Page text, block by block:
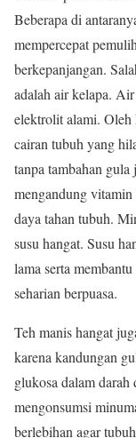
Beberapa di
mempercepat
berkepanjangan.
adalah air kelapa.
elektrolit alami. Oleh
cairan tubuh yang
tanpa tambahan
mengandung
daya tahan tubuh.
susu hangat. Susu
lama serta
seharian berpuasa.
Teh manis hangat
karena kandungan
glukosa dalam
mengonsumsi
berlebihan agar